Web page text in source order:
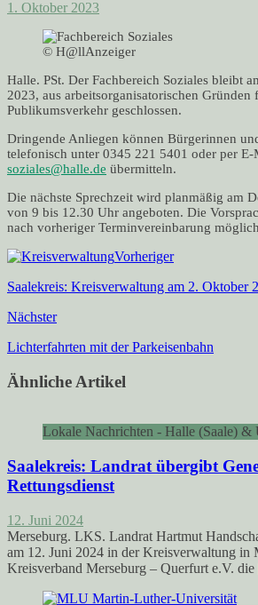
1. Oktober 2023
© H@llAnzeiger
Halle. PSt. Der Fachbereich Soziales bleibt
2023, aus arbeitsorganisatorischen Gründen
Publikumsverkehr geschlossen.
Dringende Anliegen können Bürgerinnen
telefonisch unter 0345 221 5401 oder per E-
soziales@halle.de übermitteln.
Die nächste Sprechzeit wird planmäßig am
von 9 bis 12.30 Uhr angeboten. Die
nach vorheriger Terminvereinbarung
Vorheriger
Saalekreis: Kreisverwaltung am 2. Oktober
Nächster
Lichterfahrten mit der Parkeisenbahn
Ähnliche Artikel
Lokale Nachrichten - Halle (Saale) &
Saalekreis: Landrat übergibt
Rettungsdienst
12. Juni 2024
Merseburg. LKS. Landrat Hartmut
am 12. Juni 2024 in der Kreisverwaltung in
Kreisverband Merseburg – Querfurt e.V. die